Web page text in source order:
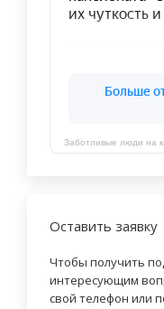
Оставить заявку
Чтобы получить
интересующим
свой телефон или